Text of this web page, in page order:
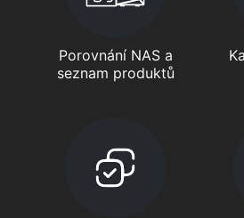
Porovnání NAS a
seznam produktů